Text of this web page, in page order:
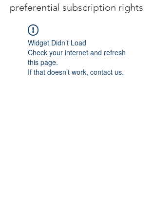
preferential subscription rights
Widget Didn’t Load
Check your internet and refresh
this page.
If that doesn’t work, contact us.